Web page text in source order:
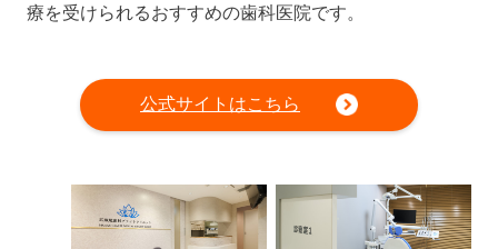
療を受けられるおすすめの歯科医院です。
公式サイトはこちら